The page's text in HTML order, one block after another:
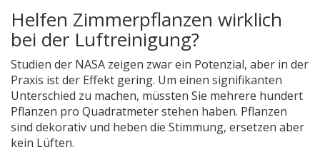
Helfen Zimmerpflanzen wirklich
bei der Luftreinigung?
Studien der NASA zeigen zwar ein Potenzial, aber in der
Praxis ist der Effekt gering. Um einen signifikanten
Unterschied zu machen, müssten Sie mehrere hundert
Pflanzen pro Quadratmeter stehen haben. Pflanzen
sind dekorativ und heben die Stimmung, ersetzen aber
kein Lüften.